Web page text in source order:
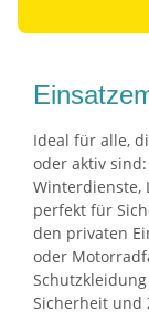
Ideal für alle,
oder aktiv
Winterdienste,
perfekt für
den privaten
oder
Sicherheit und